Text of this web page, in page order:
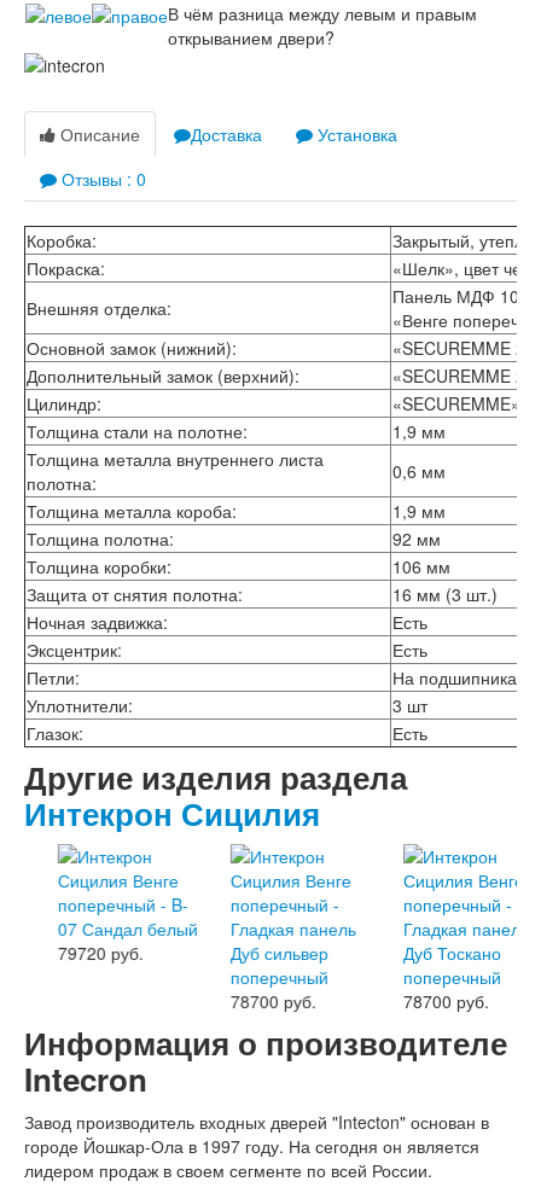
В чём разница между левым и правым
открыванием двери?
Описание Доставка
Установка
Отзывы : 0
Коробка:
Закрытый,
Покраска:
«Шелк», цвет
Внешняя отделка:
Панель МДФ 10
«Венге
Основной замок (нижний):
«SECUREMME
Дополнительный замок (верхний):
«SECUREMME
Цилиндр:
«SECUREMME»
Толщина стали на полотне:
1,9 мм
Толщина металла внутреннего листа
полотна:
0,6 мм
Толщина металла короба:
1,9 мм
Толщина полотна:
92 мм
Толщина коробки:
106 мм
Защита от снятия полотна:
16 мм (3 шт.)
Ночная задвижка:
Есть
Эксцентрик:
Есть
Петли:
На подшипниках,
Уплотнители:
3 шт
Глазок:
Есть
Другие изделия раздела
Интекрон Сицилия
79720 руб.
78700 руб.
78700 руб.
Информация о производителе
Intecron
Завод производитель входных дверей "Intecton" основан в
городе Йошкар-Ола в 1997 году. На сегодня он является
лидером продаж в своем сегменте по всей России.